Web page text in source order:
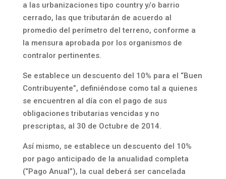
a las urbanizaciones tipo country y/o barrio
cerrado, las que tributarán de acuerdo al
promedio del perímetro del terreno, conforme a
la mensura aprobada por los organismos de
contralor pertinentes.
Se establece un descuento del 10% para el “Buen
Contribuyente”, definiéndose como tal a quienes
se encuentren al día con el pago de sus
obligaciones tributarias vencidas y no
prescriptas, al 30 de Octubre de 2014.
Así mismo, se establece un descuento del 10%
por pago anticipado de la anualidad completa
(“Pago Anual”), la cual deberá ser cancelada